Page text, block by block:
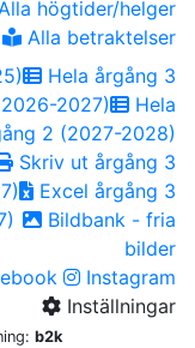
Alla högtider/helger
Alla betraktelser
Hela årgång 3
2027)
Hela
2 (2027-2028)
Skriv ut årgång 3
Excel årgång 3
Bildbank - fria
bilder
Instagram
Inställningar
b2k